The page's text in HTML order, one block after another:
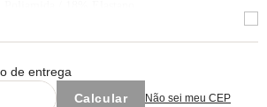
de entrega
Não sei meu CEP